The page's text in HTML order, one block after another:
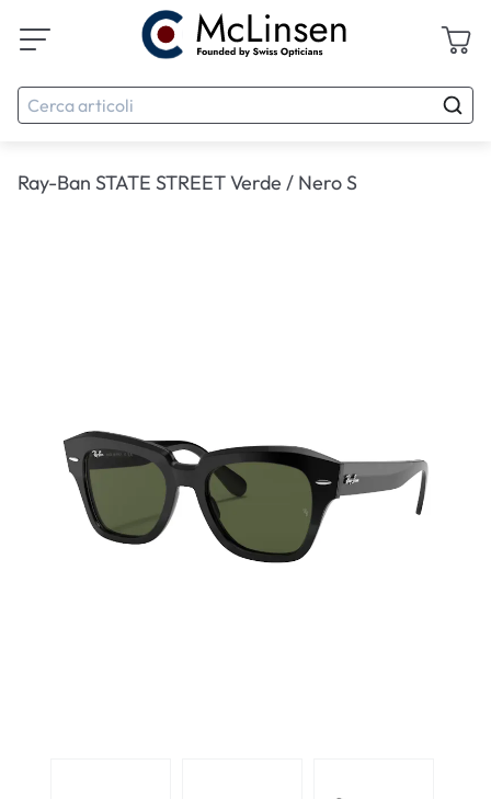
Ray-Ban STATE STREET Verde / Nero S